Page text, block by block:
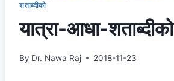
शताब्दीको
यात्रा-आधा-शताब्दीको
By Dr. Nawa Raj 2018-11-23